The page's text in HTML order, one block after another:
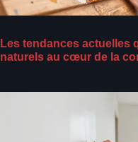
Les tendances actuelles
naturels au cœur de la